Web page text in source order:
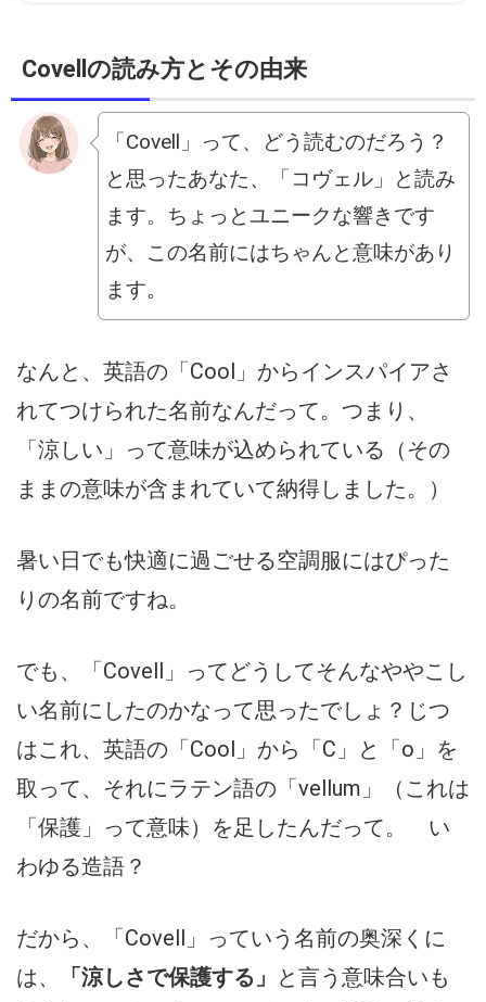
Covellの読み方とその由来
「Covell」って、どう読むのだろう？
と思ったあなた、「コヴェル」と読み
ます。ちょっとユニークな響きです
が、この名前にはちゃんと意味があり
ます。
なんと、英語の「Cool」からインスパイアさ
れてつけられた名前なんだって。つまり、
「涼しい」って意味が込められている（その
ままの意味が含まれていて納得しました。）
暑い日でも快適に過ごせる空調服にはぴった
りの名前ですね。
でも、「Covell」ってどうしてそんなややこし
い名前にしたのかなって思ったでしょ？じつ
はこれ、英語の「Cool」から「C」と「o」を
取って、それにラテン語の「vellum」（これは
「保護」って意味）を足したんだって。 い
わゆる造語？
だから、「Covell」っていう名前の奥深くに
は、
「涼しさで保護する」 と言う意味合いも